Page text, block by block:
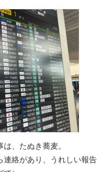
、たぬき蕎麦。
連絡があり、うれしい報告